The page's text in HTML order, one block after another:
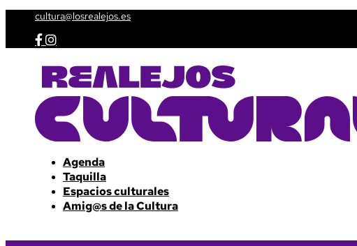
cultura@losrealejos.es
 
Agenda
Taquilla
Espacios culturales
Amig@s de la Cultura